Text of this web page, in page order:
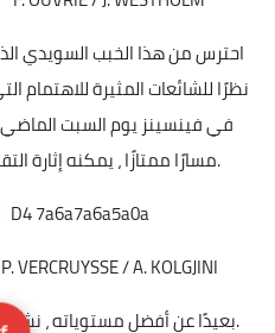
احترس من هذا الخبب السويدي
نظرًا للشائعات المثيرة للاهتمام
في فينسينز يوم السبت
مسارًا ممتازًا ، يمكنه إثارة التقارير بسعر رائع. نهاية السباق.
D4 7a6a7a6a5a0a
P. VERCRUYSSE / A. KOLGJINI
بعيدًا عن أفضل مستوياته ، نشاهده وهو يتسابق نحو المستقبل.